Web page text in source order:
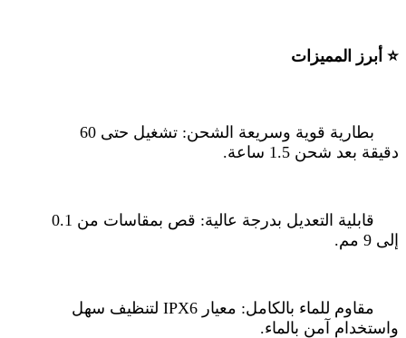
⭐ أبرز المميزات
بطارية قوية وسريعة الشحن:
تشغيل حتى 60
دقيقة بعد شحن 1.5 ساعة
.
قابلية التعديل بدرجة عالية:
قص بمقاسات من 0.1
إلى 9 مم
.
مقاوم للماء بالكامل: معيار
لتنظيف سهل
واستخدام آمن بالماء.